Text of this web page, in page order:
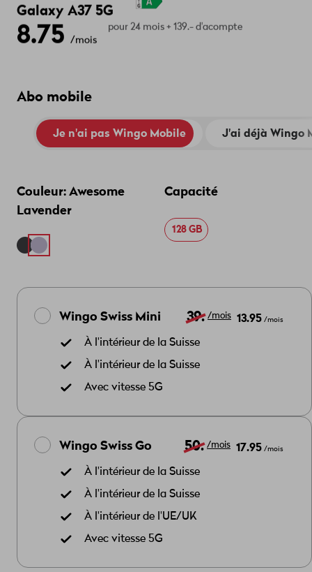
Galaxy A37 5G
8.75 /mois
pour 24 mois + 139.- d'acompte
Abo mobile
Je n'ai pas Wingo Mobile J'ai déjà Wingo
Couleur:Awesome
Lavender
Capacité
128 GB
Wingo Swiss Mini 39. /mois 13.95 /mois
À l'intérieur de la Suisse
À l'intérieur de la Suisse
Avec vitesse 5G
Wingo Swiss Go 50. /mois 17.95 /mois
À l'intérieur de la Suisse
À l'intérieur de la Suisse
À l'intérieur de l'UE/UK
Avec vitesse 5G